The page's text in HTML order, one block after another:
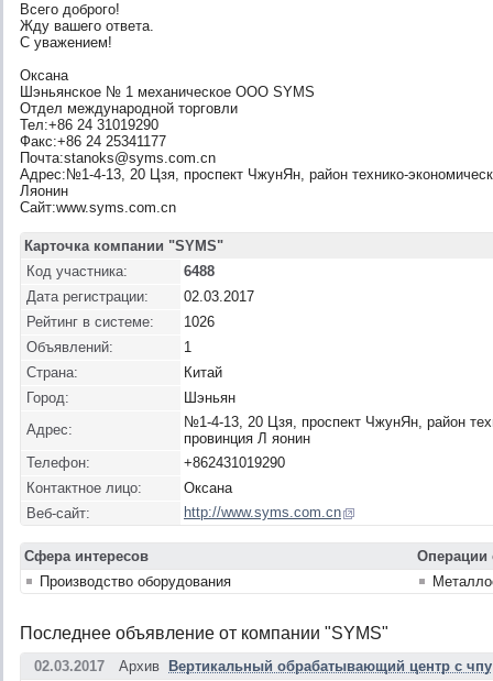
Всего доброго!
Жду вашего ответа.
С уважением!
Оксана
Шэньянское № 1 механическое ООО SYMS
Отдел международной торговли
Тел:+86 24 31019290
Факс:+86 24 25341177
Почта:stanoks@syms.com.cn
Адрес:№1-4-13, 20 Цзя, проспект ЧжунЯн, район технико-
Ляонин
Сайт:www.syms.com.cn
Карточка компании "SYMS"
Код участника:
6488
Дата регистрации:
02.03.2017
Рейтинг в системе:
1026
Объявлений:
1
Страна:
Китай
Город:
Шэньян
Адрес:
№1-4-13, 20 Цзя, проспект ЧжунЯн, район
провинция Л яонин
Телефон:
+862431019290
Контактное лицо:
Оксана
Веб-сайт:
http://www.syms.com.cn
Сфера интересов
Операции
Производство оборудования
Последнее объявление от компании "SYMS"
02.03.2017 Архив
Вертикальный обрабатывающий центр с чпу